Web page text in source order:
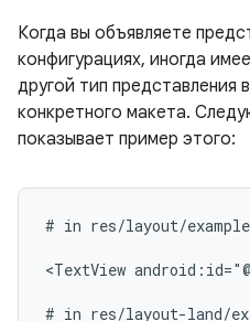
Когда вы объявляете
конфигурациях, иногда
другой тип представления
конкретного макета.
показывает пример этого:
# in res/layout/
<TextView
# in res/layout-land/